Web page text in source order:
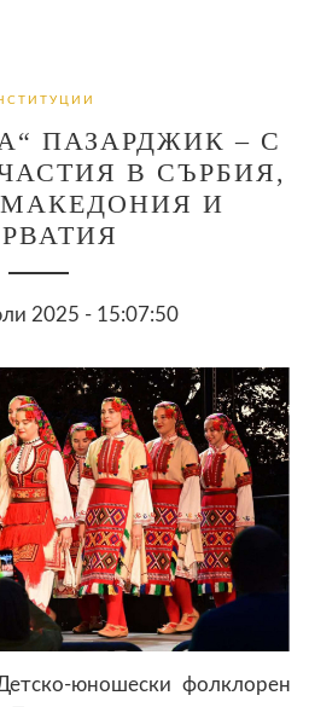
ПАЗАРДЖИК – С
В СЪРБИЯ,
И
2025 - 15:07:50
юношески фолклорен